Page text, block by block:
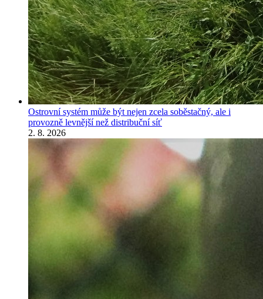
Ostrovní systém může být nejen zcela soběstačný, ale i
provozně levnější než distribuční síť
2. 8. 2026